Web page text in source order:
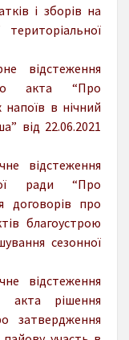
і зборів на
територіальної
відстеження
акта “Про
напоїв в нічний
від 22.06.2021
відстеження
ради “Про
договорів про
благоустрою
сезонної
відстеження
акта рішення
затвердження